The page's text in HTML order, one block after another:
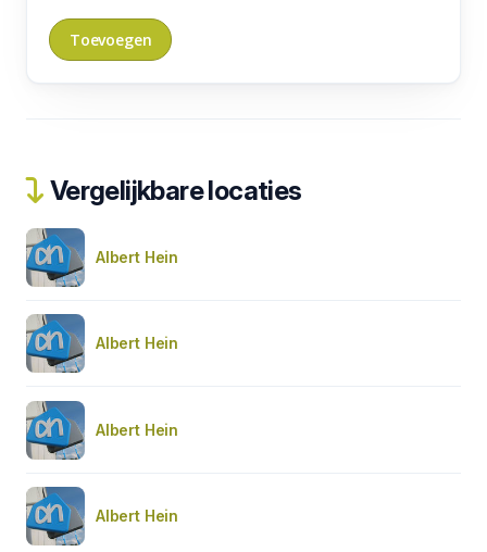
Vergelijkbare locaties
Albert Hein
Albert Hein
Albert Hein
Albert Hein